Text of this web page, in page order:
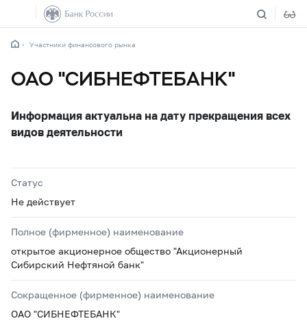
Участники финансового рынка
ОАО "СИБНЕФТЕБАНК"
Информация актуальна на дату прекращения всех
видов деятельности
Статус
Не действует
Полное (фирменное) наименование
открытое акционерное общество "Акционерный
Сибирский Нефтяной банк"
Сокращенное (фирменное) наименование
ОАО "СИБНЕФТЕБАНК"